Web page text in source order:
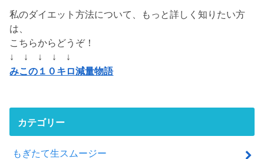
私のダイエット方法について、もっと詳しく知りたい方
は、
こちらからどうぞ！
↓ ↓ ↓ ↓ ↓
みこの１０キロ減量物語
カテゴリー
もぎたて生スムージー